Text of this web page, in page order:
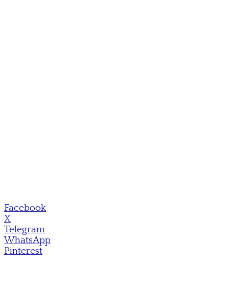
Facebook
X
Telegram
WhatsApp
Pinterest